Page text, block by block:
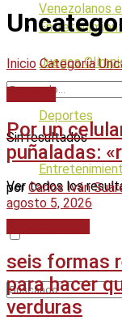
Sin resultados
Ver todos los
Venezolanos
Juegos
Deportes
Inicio Categoría
Por un
puñaladas:
por Carlos Iván
agosto 5, 2026
seis formas
para hacer
verduras